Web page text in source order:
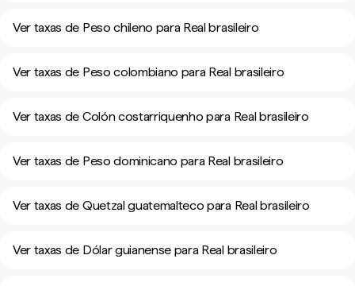
Ver taxas de Peso chileno para Real brasileiro
Ver taxas de Peso colombiano para Real brasileiro
Ver taxas de Colón costarriquenho para Real brasileiro
Ver taxas de Peso dominicano para Real brasileiro
Ver taxas de Quetzal guatemalteco para Real brasileiro
Ver taxas de Dólar guianense para Real brasileiro